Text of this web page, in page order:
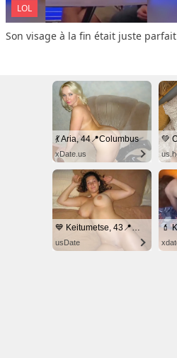
LOL
Son visage à la fin était juste parfait